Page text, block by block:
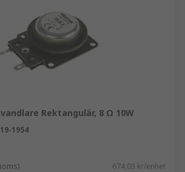
Rektangulär, 8 Ω 10W
1954
674,03 kr/enhet